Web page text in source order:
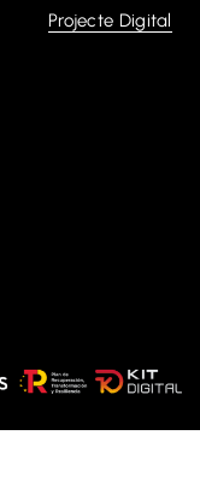
Projecte Digital